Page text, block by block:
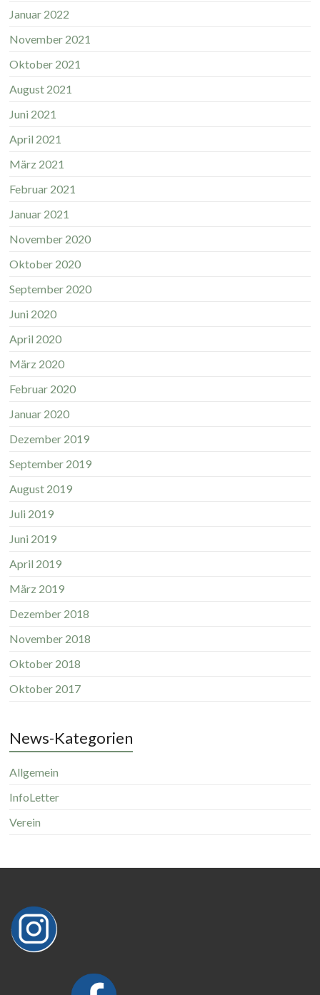
Januar 2022
November 2021
Oktober 2021
August 2021
Juni 2021
April 2021
März 2021
Februar 2021
Januar 2021
November 2020
Oktober 2020
September 2020
Juni 2020
April 2020
März 2020
Februar 2020
Januar 2020
Dezember 2019
September 2019
August 2019
Juli 2019
Juni 2019
April 2019
März 2019
Dezember 2018
November 2018
Oktober 2018
Oktober 2017
News-Kategorien
Allgemein
InfoLetter
Verein